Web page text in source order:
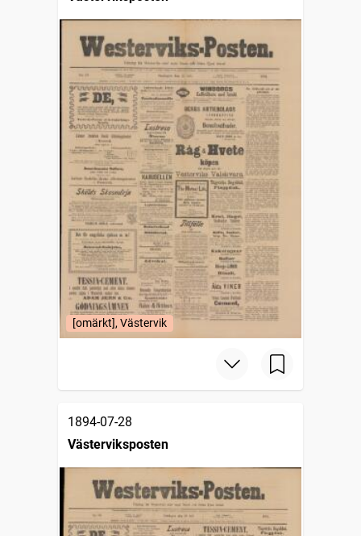
[omärkt], Västervik
1894-07-28
Västerviksposten